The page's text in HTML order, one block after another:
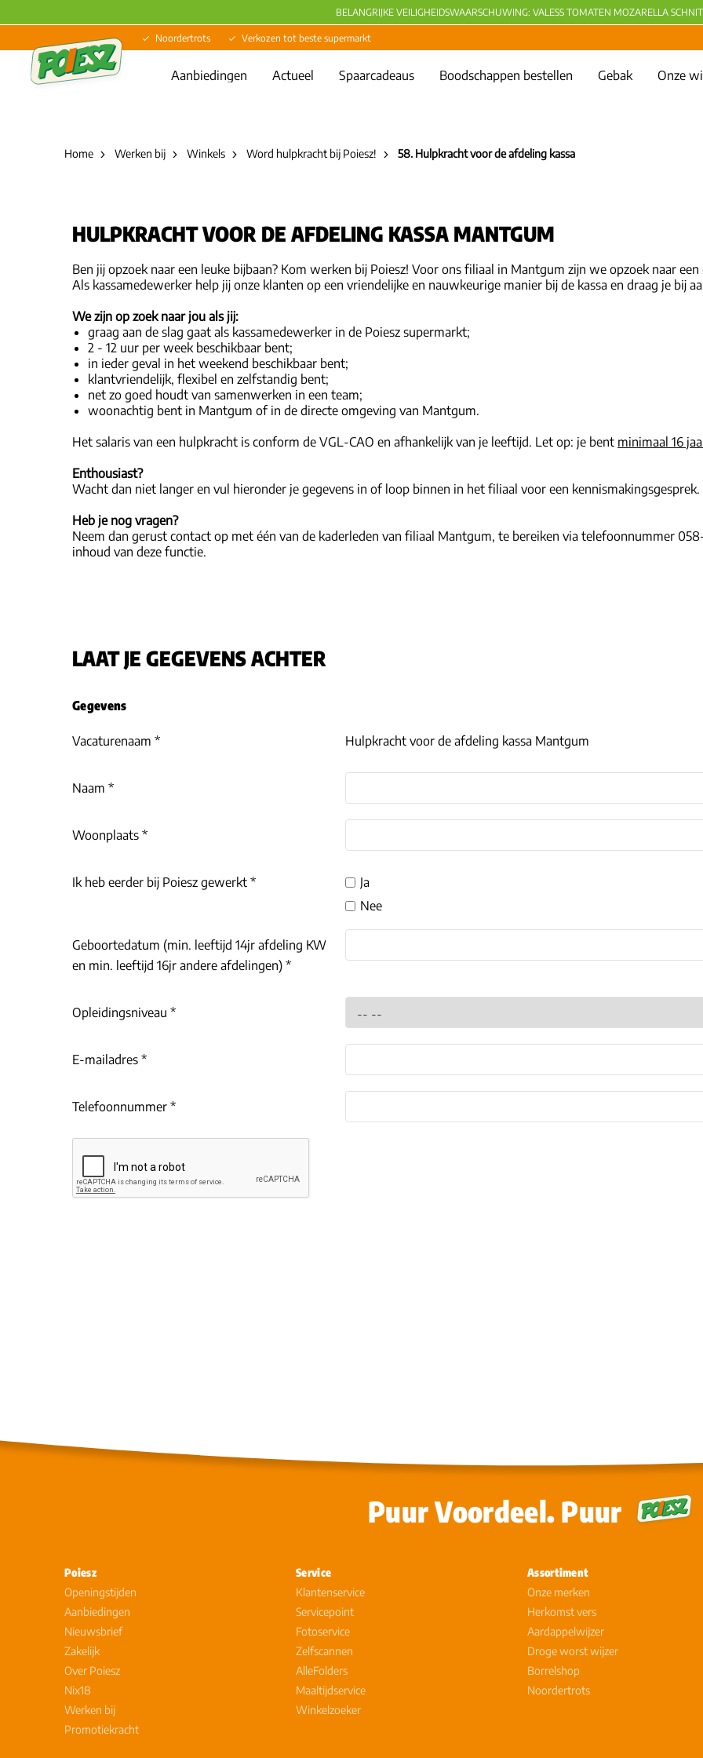
BELANGRIJKE VEILIGHEIDSWAARSCHUWING: VALESS TOMATEN MOZARELLA
Noordertrots Verkozen tot beste supermarkt
Aanbiedingen Actueel Spaarcadeaus Boodschappen bestellen Gebak Onze
Home Werken bij Winkels Word hulpkracht bij Poiesz! 58. Hulpkracht voor de afdeling kassa
HULPKRACHT VOOR DE AFDELING KASSA MANTGUM
Ben jij opzoek naar een leuke bijbaan? Kom werken bij Poiesz! Voor ons filiaal in Mantgum zijn we opzoek naar
Als kassamedewerker help jij onze klanten op een vriendelijke en nauwkeurige manier bij de kassa en draag je bij
We zijn op zoek naar jou als jij:
graag aan de slag gaat als kassamedewerker in de Poiesz supermarkt;
2 - 12 uur per week beschikbaar bent;
in ieder geval in het weekend beschikbaar bent;
klantvriendelijk, flexibel en zelfstandig bent;
net zo goed houdt van samenwerken in een team;
woonachtig bent in Mantgum of in de directe omgeving van Mantgum.
Het salaris van een hulpkracht is conform de VGL-CAO en afhankelijk van je leeftijd. Let op: je bent minimaal 16
Enthousiast?
Wacht dan niet langer en vul hieronder je gegevens in of loop binnen in het filiaal voor een
Heb je nog vragen?
Neem dan gerust contact op met één van de kaderleden van filiaal Mantgum, te bereiken via telefoonnummer
inhoud van deze functie.
LAAT JE GEGEVENS ACHTER
Gegevens
Vacaturenaam * Hulpkracht voor de afdeling kassa Mantgum
Naam *
Woonplaats *
Ik heb eerder bij Poiesz gewerkt *
Ja
Nee
Geboortedatum (min. leeftijd 14jr afdeling KW
en min. leeftijd 16jr andere afdelingen) *
Opleidingsniveau *
E-mailadres *
Telefoonnummer *
Puur Voordeel. Puur
Poiesz
Openingstijden
Aanbiedingen
Nieuwsbrief
Zakelijk
Over Poiesz
Nix18
Werken bij
Promotiekracht
Service
Klantenservice
Servicepoint
Fotoservice
Zelfscannen
AlleFolders
Maaltijdservice
Winkelzoeker
Assortiment
Onze merken
Herkomst vers
Aardappelwijzer
Droge worst wijzer
Borrelshop
Noordertrots